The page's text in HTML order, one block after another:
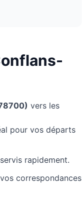
) vers les
pour vos départs
rapidement.
correspondances